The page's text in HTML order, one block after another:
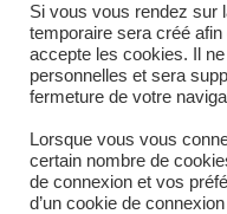
READ
MORE
ARTICLES
Article
Armée
Si vous vous rendez sur
temporaire sera créé
accepte les cookies. Il
personnelles et sera
fermeture de votre
Lorsque vous vous
certain nombre de
de connexion et vos
d’un cookie de